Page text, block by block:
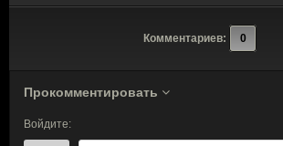
Комментариев: 0
Прокомментировать
Войдите: